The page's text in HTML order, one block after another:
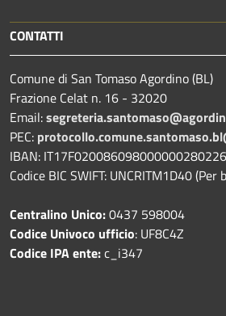
CONTATTI
Comune di San Tomaso Agordino (BL)
Frazione Celat n. 16 - 32020
Email:
PEC:
IBAN:
Codice BIC SWIFT: UNCRITM1D40 (Per
Centralino Unico:0437 598004
Codice Univoco ufficio: UF8C4Z
Codice IPA ente:c_i347